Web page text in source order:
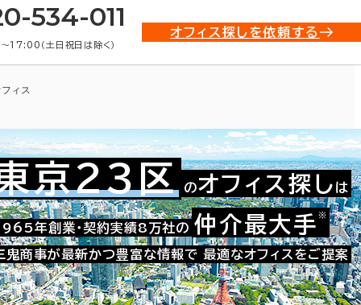
534-011
17:00（土日祝日は除く）
オフィス探しを依頼する
ィス
お問い合わせ番号：021-08321
京23区 のオフィス探し は
年創業・契約実績8万社の 仲介最大手 ※
鬼商事が最新かつ豊富な情報で 最適なオフィスをご提案